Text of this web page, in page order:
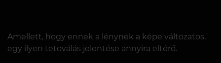
Amellett, hogy ennek a lénynek a képe változatos,
egy ilyen tetoválás jelentése annyira eltérő.